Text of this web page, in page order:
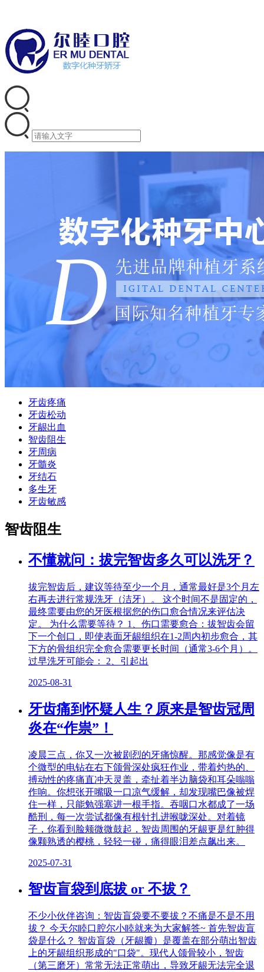
牙齿疼痛
牙齿松动
牙龈出血
智齿阻生
牙周病
牙髓炎
牙结石
多生牙
牙齿敏感
智齿阻生
不懂就问：拔完智齿多久可以洗牙？
拔完智齿后，建议等待至少一个月，通常最好是3个月左
右再去进行常规洗牙（洁牙）。 这个时间不是固定的，
最终需要由您的牙医根据您的伤口愈合情况来评估决
定。 为什么需要等待？ 1、伤口需要愈合：拔智齿会留
下一个创口，即使表面牙龈组织在1-2周内初步愈合，其
下方的骨组织完全愈合需要更长时间（通常3-6个月）。
过早洗牙可能会： 2、引起出
2025-08-31
牙齿痛到怀疑人生？原来是智齿冠周
炎在“作祟”！
凌晨三点，你又一次被剧烈的牙痛惊醒。那感觉像是有
个微型的电钻在右下颌骨深处疯狂作业，带着灼热的、
搏动性的疼痛直冲天灵盖，牵扯着半边脑袋和耳朵嗡嗡
作响。你想张开嘴吸一口凉气缓解，却发现嘴巴像被焊
住一样，只能勉强塞进一根手指。吞咽口水都成了一场
酷刑，每一次尝试都像有根针扎进喉咙深处。对着镜
子，你看到脸颊微微鼓起，智齿周围的牙龈更是红肿得
像颗熟透的樱桃，轻轻一碰，痛得眼泪差点飙出来。
2025-07-31
智齿盲袋到底拔 or 不拔？
不少小伙伴咨询：智齿盲袋要不要拔？不痛是不是不用
拔？ 今天尔睦口腔尔小睦就来为大家解答~ 首先智齿盲
袋是什么？ 智齿盲袋（牙龈瓣）是覆盖在部分萌出智齿
上的牙龈组织形成的"口袋"。现代人颌骨较小，智齿
（第三磨牙）常常无法正常萌出，导致牙龈无法完全退